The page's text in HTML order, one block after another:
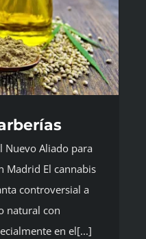
Nuevo Aliado para
Madrid El cannabis
controversial a
natural con
en el[...]